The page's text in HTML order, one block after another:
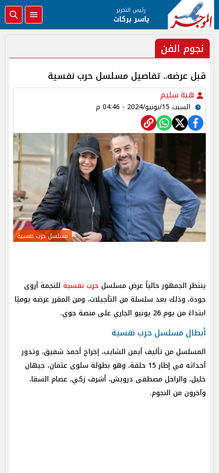
رئيس التحرير
ياسر بركات
نجوم الفن
قبل عرضه.. تفاصيل مسلسل حرب نفسية
هبة سليم
السبت 15/يونيو/2024 - 04:46 م
مسلسل حرب نفسية
ينتظر الجمهور حالياً عرض مسلسل حرب نفسية للنجمة أروى
جودة، وذلك بعد سلسلة من التأجيلات، ومن المقرر عرضه يوميًا
ابتداءً من يوم 26 يونيو الجاري على منصة جوي.
أبطال مسلسل حرب نفسية
المسلسل من تأليف أيمن الشايب، إخراج أحمد شفيق، وتدور
أحداثه في إطار 15 حلقة، وهو بطولة سلوى عثمان، جيهان
خليل، والراحل مصطفى درويش، أشرف زكي، عصام السقا،
وآخرون من النجوم.